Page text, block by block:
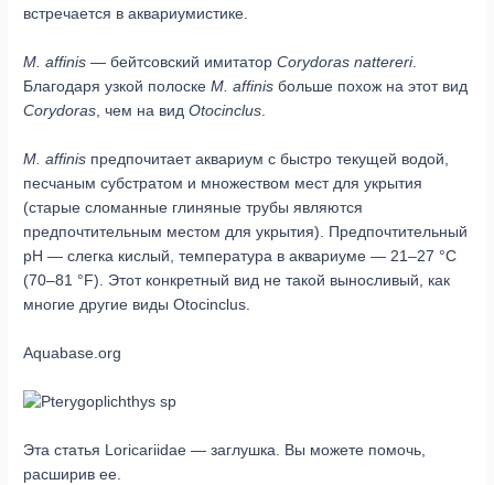
встречается в аквариумистике.
M. affinis — бейтсовский имитаторCorydoras nattereri.
Благодаря узкой полоскеM. affinis больше похож на этот вид
Corydoras, чем на видOtocinclus.
M. affinis предпочитает аквариум с быстро текущей водой,
песчаным субстратом и множеством мест для укрытия
(старые сломанные глиняные трубы являются
предпочтительным местом для укрытия). Предпочтительный
pH — слегка кислый, температура в аквариуме — 21–27 °C
(70–81 °F). Этот конкретный вид не такой выносливый, как
многие другие виды Otocinclus.
Aquabase.org
Эта статья Loricariidae — заглушка. Вы можете помочь,
расширив ее.